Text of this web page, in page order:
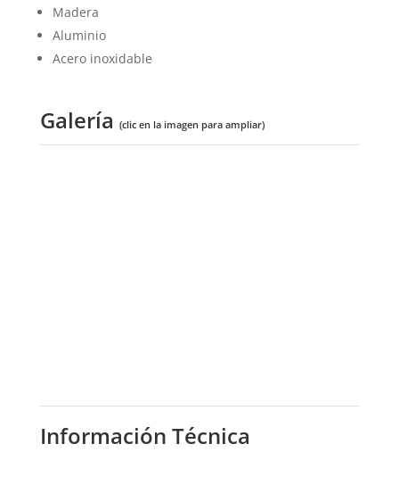
Madera
Aluminio
Acero inoxidable
Galería (clic en la imagen para ampliar)
Información Técnica